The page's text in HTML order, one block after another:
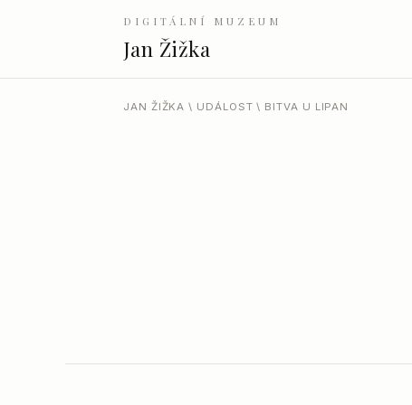
DIGITÁLNÍ MUZEUM
Jan Žižka
JAN ŽIŽKA \ UDÁLOST \ BITVA U LIPAN